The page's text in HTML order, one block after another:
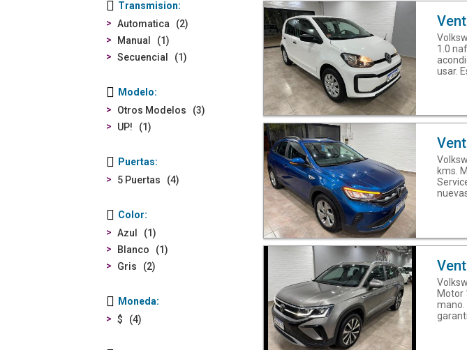
Transmision
Automatica
2
Manual
1
Secuencial
1
Modelo
Otros Modelos
3
UP!
1
Puertas
5 Puertas
4
Color
Azul
1
Blanco
1
Gris
2
Moneda
$
4
1.0
usar.
que tu
Estero
un
kms.
Motor
mano.